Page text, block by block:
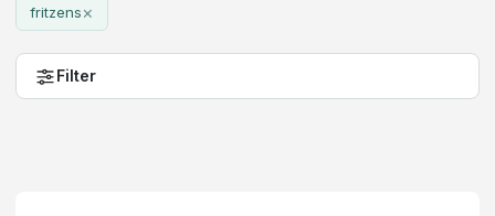
fritzens×
Filter